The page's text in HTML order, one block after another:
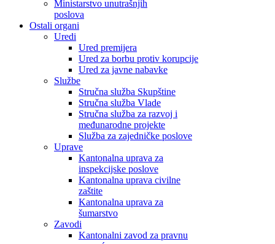
Ministarstvo unutrašnjih
poslova
Ostali organi
Uredi
Ured premijera
Ured za borbu protiv korupcije
Ured za javne nabavke
Službe
Stručna služba Skupštine
Stručna služba Vlade
Stručna služba za razvoj i
međunarodne projekte
Služba za zajedničke poslove
Uprave
Kantonalna uprava za
inspekcijske poslove
Kantonalna uprava civilne
zaštite
Kantonalna uprava za
šumarstvo
Zavodi
Kantonalni zavod za pravnu